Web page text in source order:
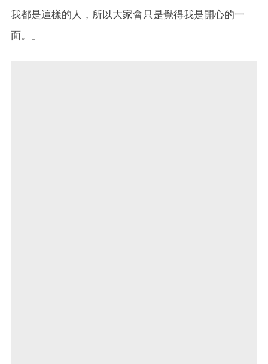
我都是這樣的人，所以大家會只是覺得我是開心的一
面。」